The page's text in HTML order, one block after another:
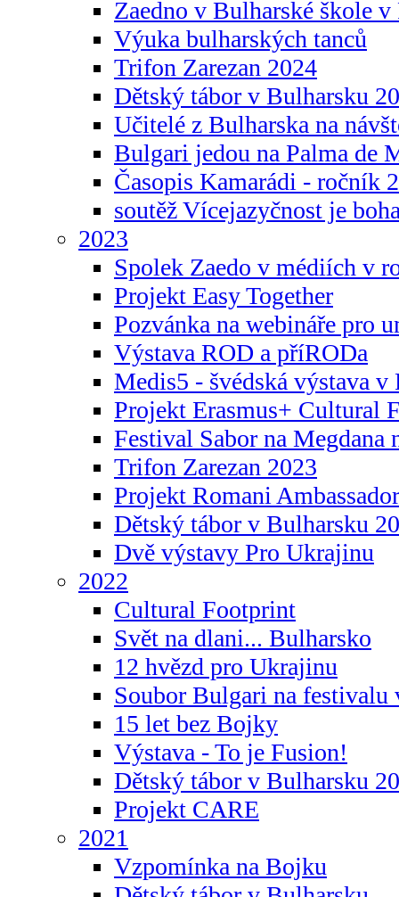
Zaedno v Bulharské škole v
Výuka bulharských tanců
Trifon Zarezan 2024
Dětský tábor v Bulharsku
Učitelé z Bulharska na
Bulgari jedou na Palma de
Časopis Kamarádi - ročník
soutěž Vícejazyčnost je
2023
Spolek Zaedo v médiích v
Projekt Easy Together
Pozvánka na webináře pro
Výstava ROD a příRODa
Medis5 - švédská výstava v
Projekt Erasmus+ Cultural
Festival Sabor na Megdana
Trifon Zarezan 2023
Projekt Romani
Dětský tábor v Bulharsku
Dvě výstavy Pro Ukrajinu
2022
Cultural Footprint
Svět na dlani... Bulharsko
12 hvězd pro Ukrajinu
Soubor Bulgari na festivalu
15 let bez Bojky
Výstava - To je Fusion!
Dětský tábor v Bulharsku
Projekt CARE
2021
Vzpomínka na Bojku